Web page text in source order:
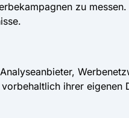
zu
ihrer eigenen